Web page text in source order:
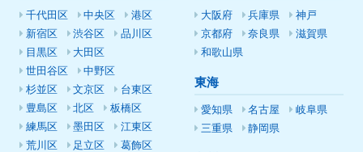
千代田区 中央区
港区
新宿区
渋谷区
品川区
目黒区
大田区
世田谷区
中野区
杉並区
文京区
台東区
豊島区
北区
板橋区
練馬区
墨田区
江東区
荒川区
足立区
葛飾区
大阪府 兵庫県
神戸
京都府
奈良県
滋賀県
和歌山県
東海
愛知県 名古屋
岐阜県
三重県
静岡県